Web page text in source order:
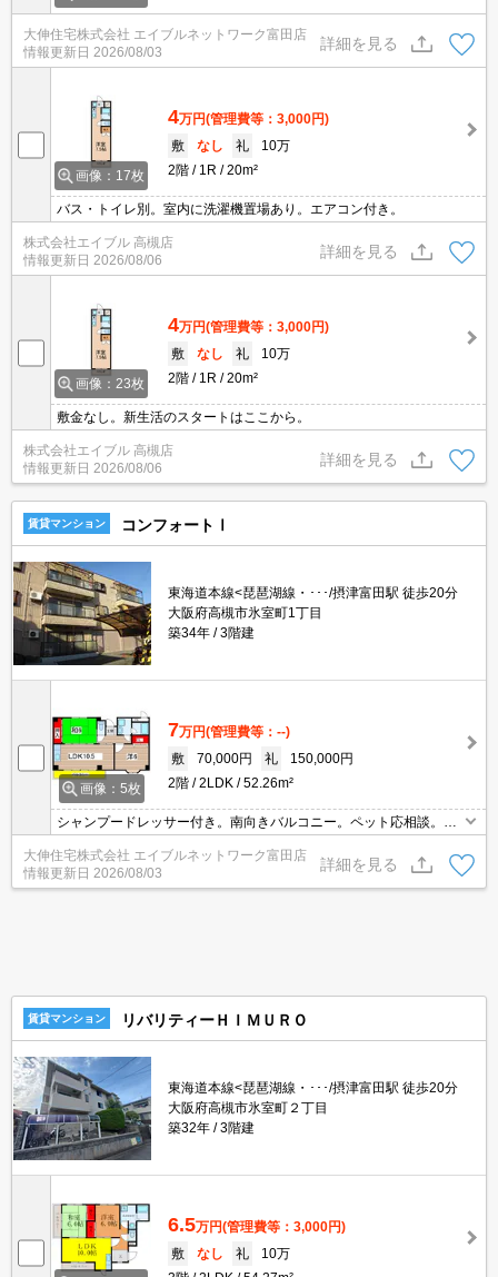
大伸住宅株式会社 エイブルネットワーク富田店
情報更新日 2026/08/03
詳細を見る
画像：17枚
4万円(管理費等：3,000円)
敷
なし 礼
10万
2階
1R 20m²
バス・トイレ別。室内に洗濯機置場あり。エアコン付き。
株式会社エイブル 高槻店
情報更新日 2026/08/06
詳細を見る
画像：23枚
4万円(管理費等：3,000円)
敷
なし 礼
10万
2階
1R 20m²
敷金なし。新生活のスタートはここから。
株式会社エイブル 高槻店
情報更新日 2026/08/06
詳細を見る
賃貸マンション コンフォートⅠ
東海道本線<琵琶湖線・･･･/摂津富田駅 徒歩20分
大阪府高槻市氷室町1丁目
築34年
3階建
画像：5枚
7万円(管理費等：--)
敷
70,000円 礼
150,000円
2階
2LDK 52.26m²
シャンプードレッサー付き。南向きバルコニー。ペット応相談。ペ
ット飼育時、家賃1万円UP。礼金30万円
大伸住宅株式会社 エイブルネットワーク富田店
情報更新日 2026/08/03
詳細を見る
賃貸マンション リバリティーＨＩＭＵＲＯ
東海道本線<琵琶湖線・･･･/摂津富田駅 徒歩20分
大阪府高槻市氷室町２丁目
築32年
3階建
6.5万円(管理費等：3,000円)
敷
なし 礼
10万